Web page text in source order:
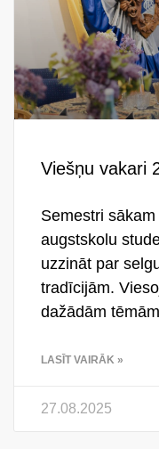
Viešņu vakari
Semestri
augstskolu
uzzināt par
tradīcijām.
dažādām
LASĪT VAIRĀK »
27.08.2025